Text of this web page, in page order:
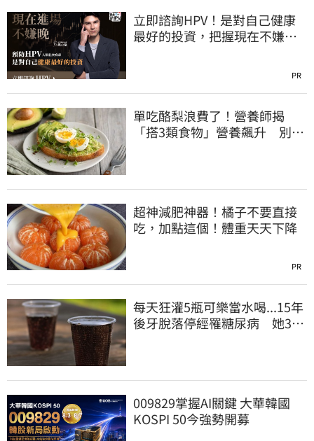
立即諮詢HPV！是對自己健康
最好的投資，把握現在不嫌
PR
單吃酪梨浪費了！營養師揭
「搭3類食物」營養飆升 別再
超神減肥神器！橘子不要直接
吃，加點這個！體重天天下降
PR
每天狂灌5瓶可樂當水喝...15年
後牙脫落停經罹糖尿病 她35
009829掌握AI關鍵 大華韓國
KOSPI 50今強勢開募